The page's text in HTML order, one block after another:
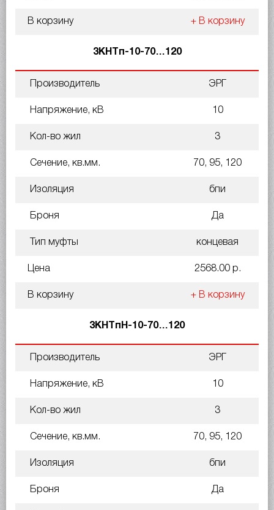
В корзину + В корзину
3КНТп-10-70…120
Производитель ЭРГ
Напряжение, кВ 10
Кол-во жил 3
Сечение, кв.мм. 70, 95, 120
Изоляция бпи
Броня Да
Тип муфты концевая
Цена 2568.00 р.
В корзину + В корзину
3КНТпН-10-70…120
Производитель ЭРГ
Напряжение, кВ 10
Кол-во жил 3
Сечение, кв.мм. 70, 95, 120
Изоляция бпи
Броня Да